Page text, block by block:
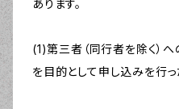
あります。
(1)第三者（同行者を除く）
を目的として申し込みを行